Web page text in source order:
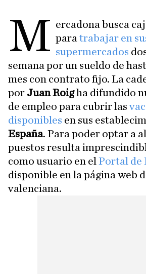
M ercadona busca
paratrabajar en
supermercados
semana por un sueldo de
mes con contrato fijo. La
por Juan Roigha difundido
de empleo para cubrir las
disponibles en sus
España. Para poder optar a
puestos resulta
como usuario en el Portal de
disponible en la página web
valenciana.